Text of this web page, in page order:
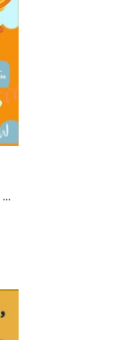
KATZENWISSEN, DAS NIEMAND BRAUCHT – ABER JEDER LIEBT 160 verrückte Katzenfakten, die Katzenliebhaber sprachlos machen